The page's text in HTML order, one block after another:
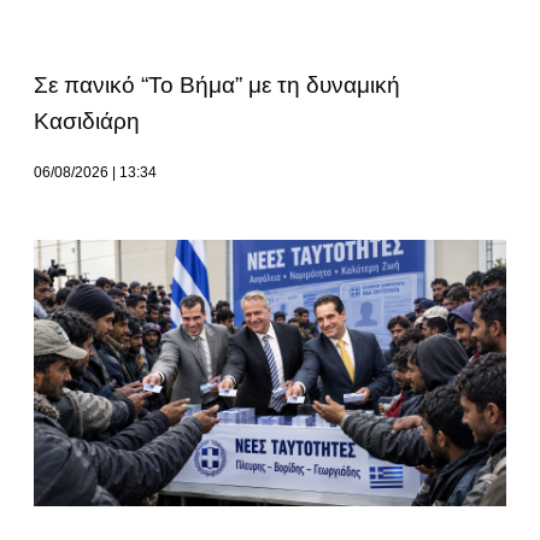
Σε πανικό “Το Βήμα” με τη δυναμική
Κασιδιάρη
06/08/2026 13:34